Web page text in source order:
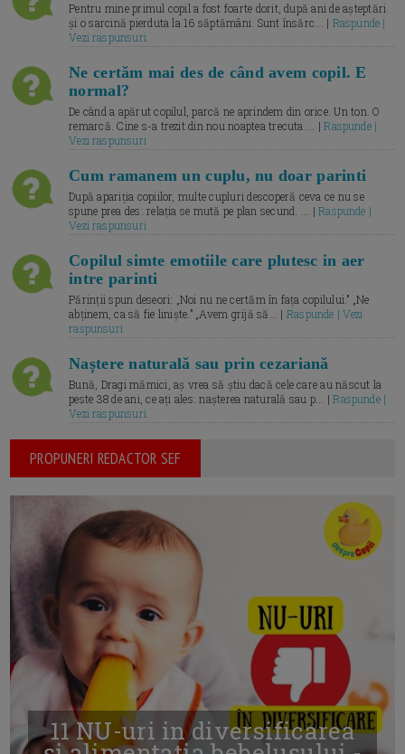
Pentru mine primul copil a fost foarte dorit, după ani de așteptări
și o sarcină pierduta la 16 săptămâni. Sunt însărc... | Raspunde |
Vezi raspunsuri
Ne certăm mai des de când avem copil. E
normal?
De când a apărut copilul, parcă ne aprindem din orice. Un ton. O
remarcă. Cine s-a trezit din nou noaptea trecuta.... |Raspunde |
Vezi raspunsuri
Cum ramanem un cuplu, nu doar parinti
După apariția copiilor, multe cupluri descoperă ceva ce nu se
spune prea des: relația se mută pe plan secund. ... |Raspunde |
Vezi raspunsuri
Copilul simte emotiile care plutesc in aer
intre parinti
Părinții spun deseori: „Noi nu ne certăm în fața copilului.” „Ne
abținem, ca să fie liniște.” „Avem grijă să... | Raspunde | Vezi
raspunsuri
Naștere naturală sau prin cezariană
Bună, Dragi mămici, aș vrea să știu dacă cele care au născut la
peste 38 de ani, ce ați ales: nașterea naturală sau p... |Raspunde |
Vezi raspunsuri
PROPUNERI REDACTOR SEF
11 NU-uri in diversificarea